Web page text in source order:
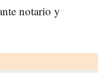
notario y